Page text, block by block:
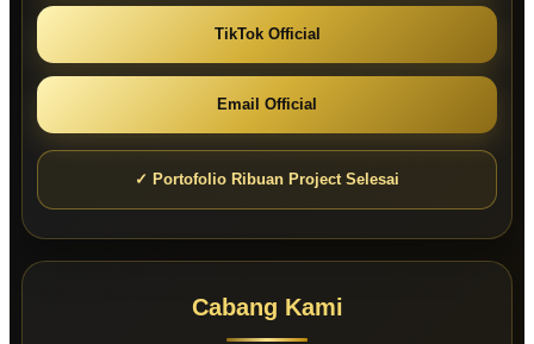
TikTok Official
Email Official
✓ Portofolio Ribuan Project Selesai
Cabang Kami